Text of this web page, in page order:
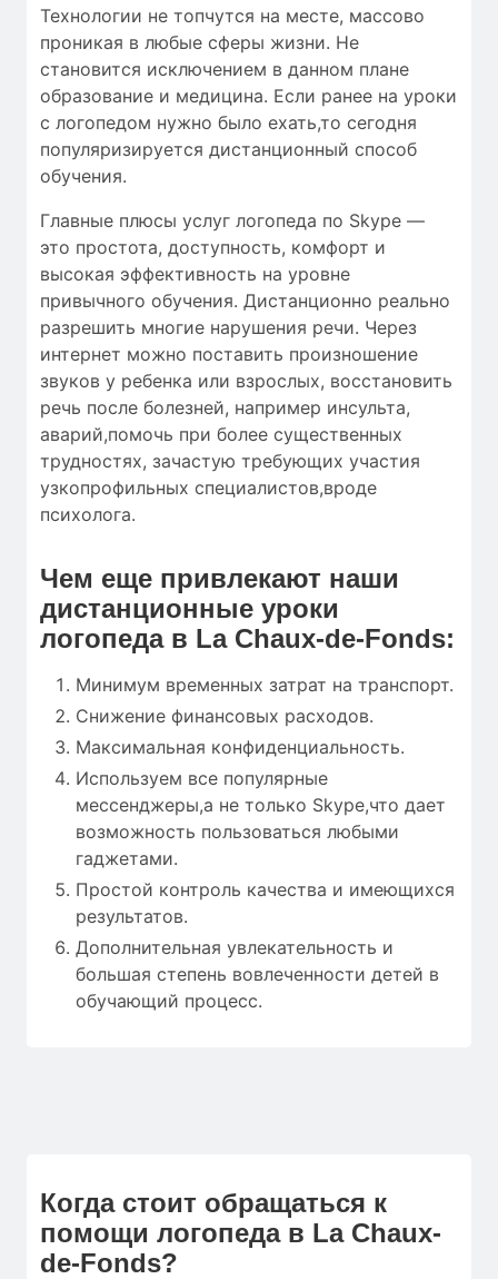
Технологии не топчутся на месте, массово
проникая в любые сферы жизни. Не
становится исключением в данном плане
образование и медицина. Если ранее на уроки
с логопедом нужно было ехать,то сегодня
популяризируется дистанционный способ
обучения.
Главные плюсы услуг логопеда по Skype —
это простота, доступность, комфорт и
высокая эффективность на уровне
привычного обучения. Дистанционно реально
разрешить многие нарушения речи. Через
интернет можно поставить произношение
звуков у ребенка или взрослых, восстановить
речь после болезней, например инсульта,
аварий,помочь при более существенных
трудностях, зачастую требующих участия
узкопрофильных специалистов,вроде
психолога.
Чем еще привлекают наши
дистанционные уроки
логопеда в La Chaux-de-Fonds:
Минимум временных затрат на транспорт.
Снижение финансовых расходов.
Максимальная конфиденциальность.
Используем все популярные
мессенджеры,а не только Skype,что дает
возможность пользоваться любыми
гаджетами.
Простой контроль качества и имеющихся
результатов.
Дополнительная увлекательность и
большая степень вовлеченности детей в
обучающий процесс.
Когда стоит обращаться к
помощи логопеда в La Chaux-
de-Fonds?